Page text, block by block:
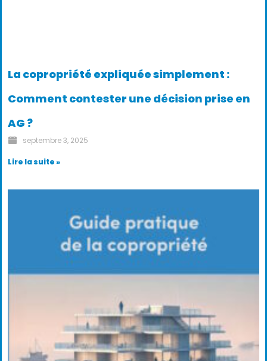
La copropriété expliquée simplement :
Comment contester une décision prise en
AG ?
septembre 3, 2025
Lire la suite »